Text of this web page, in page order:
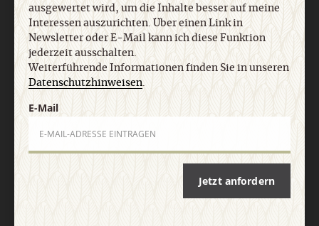
Nach oben
ausgewertet wird, um die Inhalte besser auf meine
Interessen auszurichten. Über einen Link in
Newsletter oder E-Mail kann ich diese Funktion
jederzeit ausschalten.
Weiterführende Informationen finden Sie in unseren
Datenschutzhinweisen.
E-Mail
Jetzt anfordern